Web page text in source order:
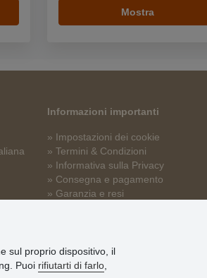
Mostra
Informazioni importanti
» Impostazioni dei cookie
» Termini & Condizioni
» Informativa sulla Privacy
» Consegna e pagamento
» Garanzia e resi
sul proprio dispositivo, il
Puoi rifiutarti di farlo